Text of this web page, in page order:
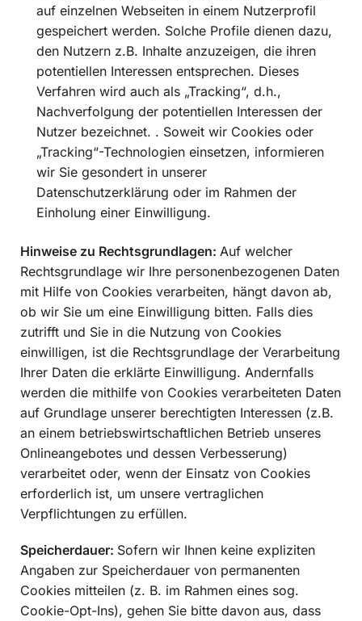
auf einzelnen Webseiten in einem Nutzerprofil
gespeichert werden. Solche Profile dienen dazu,
den Nutzern z.B. Inhalte anzuzeigen, die ihren
potentiellen Interessen entsprechen. Dieses
Verfahren wird auch als „Tracking“, d.h.,
Nachverfolgung der potentiellen Interessen der
Nutzer bezeichnet. . Soweit wir Cookies oder
„Tracking“-Technologien einsetzen, informieren
wir Sie gesondert in unserer
Datenschutzerklärung oder im Rahmen der
Einholung einer Einwilligung.
Hinweise zu Rechtsgrundlagen: Auf welcher
Rechtsgrundlage wir Ihre personenbezogenen Daten
mit Hilfe von Cookies verarbeiten, hängt davon ab,
ob wir Sie um eine Einwilligung bitten. Falls dies
zutrifft und Sie in die Nutzung von Cookies
einwilligen, ist die Rechtsgrundlage der Verarbeitung
Ihrer Daten die erklärte Einwilligung. Andernfalls
werden die mithilfe von Cookies verarbeiteten Daten
auf Grundlage unserer berechtigten Interessen (z.B.
an einem betriebswirtschaftlichen Betrieb unseres
Onlineangebotes und dessen Verbesserung)
verarbeitet oder, wenn der Einsatz von Cookies
erforderlich ist, um unsere vertraglichen
Verpflichtungen zu erfüllen.
Speicherdauer: Sofern wir Ihnen keine expliziten
Angaben zur Speicherdauer von permanenten
Cookies mitteilen (z. B. im Rahmen eines sog.
Cookie-Opt-Ins), gehen Sie bitte davon aus, dass